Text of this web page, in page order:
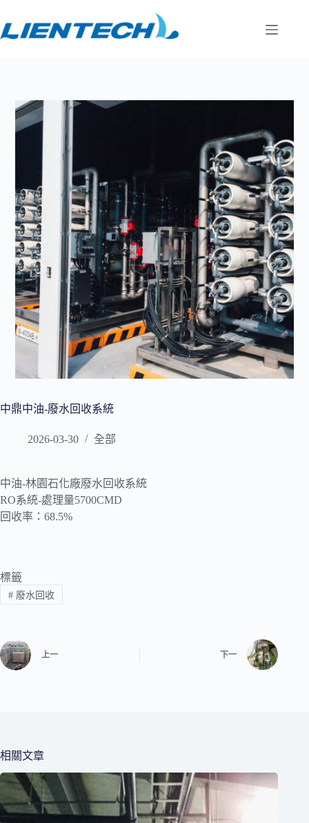
至
主
中鼎中油-廢水回收系統
2026-03-30 全部
中油-林園石化廠廢水回收系統
RO系統-處理量5700CMD
回收率：68.5%
標籤
#廢水回收
上一 下一
相關文章